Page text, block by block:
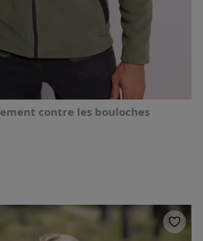
contre les bouloches